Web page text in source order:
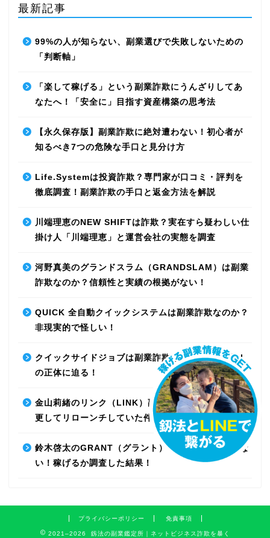
最新記事
99%の人が知らない、副業選びで失敗しないための
「判断軸」
「楽して稼げる」という副業詐欺にうんざりしてあ
なたへ！「安全に」目指す資産構築の思考法
【永久保存版】副業詐欺に絶対遭わない！初心者が
知るべき7つの危険な手口と見分け方
Life.Systemは投資詐欺？専門家が口コミ・評判を
徹底調査！副業詐欺の手口と返金方法を解説
川端理恵のNEW SHIFTは詐欺？実在すら疑わしい仕
掛け人「川端理恵」と運営会社の実態を調査
河野真美のグランドスラム（GRANDSLAM）は副業
詐欺なのか？信頼性と実績の根拠がない！
QUICK 全自動クイックシステムは副業詐欺なのか？
非現実的で怪しい！
クイックサイドジョブは副業詐欺なのか？最先端AI
の正体に迫る！
金山莉緒のリンク（LINK）副業詐欺！運営会社を変
更してリローンチしていた件！【再編集】
鈴木啓太のGRANT（グラント）は副業詐欺で稼げな
い！稼げるか調査した結果！
プライバシーポリシー 免責事項
2021–2026 釼法の副業鑑定所｜ネットビジネス詐欺を暴く